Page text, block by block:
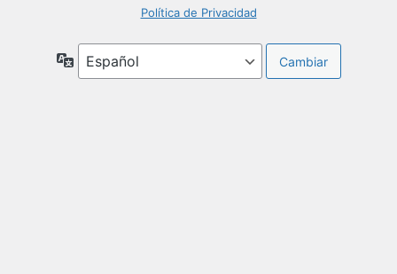
Política de Privacidad
Idioma